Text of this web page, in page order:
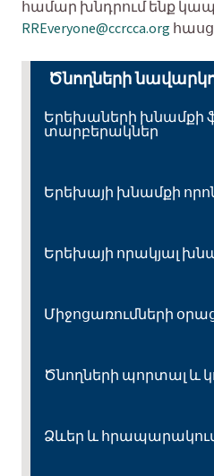
համար խնդրում ենք
RREveryone@ccrcca.org
Ծնողների
Երեխաների խնամքի
տարբերակներ
Երեխայի խնամքի
Երեխայի որակյալ
Միջոցառումների
Ծնողների պորտալ և
Ձևեր և